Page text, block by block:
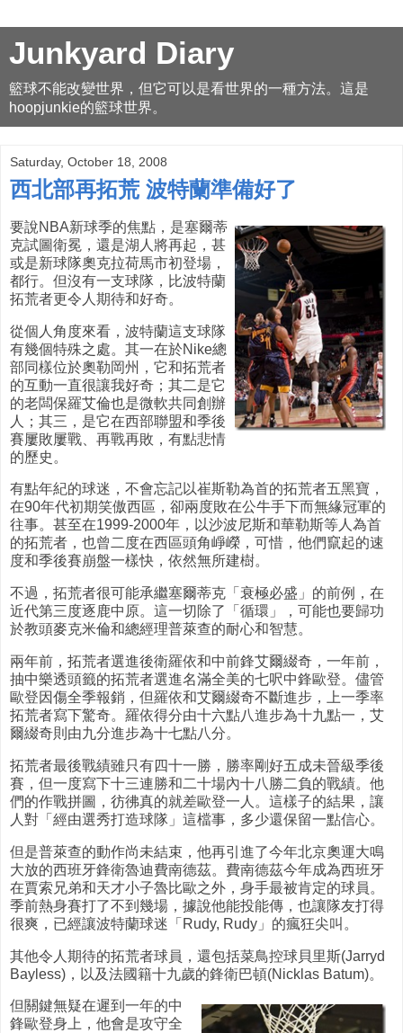
Junkyard Diary
籃球不能改變世界，但它可以是看世界的一種方法。這是
hoopjunkie的籃球世界。
Saturday, October 18, 2008
西北部再拓荒 波特蘭準備好了
要說NBA新球季的焦點，是塞爾蒂
克試圖衛冕，還是湖人將再起，甚
或是新球隊奧克拉荷馬市初登場，
都行。但沒有一支球隊，比波特蘭
拓荒者更令人期待和好奇。
從個人角度來看，波特蘭這支球隊
有幾個特殊之處。其一在於Nike總
部同樣位於奧勒岡州，它和拓荒者
的互動一直很讓我好奇；其二是它
的老闆保羅艾倫也是微軟共同創辦
人；其三，是它在西部聯盟和季後
賽屢敗屢戰、再戰再敗，有點悲情
的歷史。
有點年紀的球迷，不會忘記以崔斯勒為首的拓荒者五黑寶，
在90年代初期笑傲西區，卻兩度敗在公牛手下而無緣冠軍的
往事。甚至在1999-2000年，以沙波尼斯和華勒斯等人為首
的拓荒者，也曾二度在西區頭角崢嶸，可惜，他們竄起的速
度和季後賽崩盤一樣快，依然無所建樹。
不過，拓荒者很可能承繼塞爾蒂克「衰極必盛」的前例，在
近代第三度逐鹿中原。這一切除了「循環」，可能也要歸功
於教頭麥克米倫和總經理普萊查的耐心和智慧。
兩年前，拓荒者選進後衛羅依和中前鋒艾爾綴奇，一年前，
抽中樂透頭籤的拓荒者選進名滿全美的七呎中鋒歐登。儘管
歐登因傷全季報銷，但羅依和艾爾綴奇不斷進步，上一季率
拓荒者寫下驚奇。羅依得分由十六點八進步為十九點一，艾
爾綴奇則由九分進步為十七點八分。
拓荒者最後戰績雖只有四十一勝，勝率剛好五成未晉級季後
賽，但一度寫下十三連勝和二十場內十八勝二負的戰績。他
們的作戰拼圖，彷彿真的就差歐登一人。這樣子的結果，讓
人對「經由選秀打造球隊」這檔事，多少還保留一點信心。
但是普萊查的動作尚未結束，他再引進了今年北京奧運大鳴
大放的西班牙鋒衛魯迪費南德茲。費南德茲今年成為西班牙
在賈索兄弟和天才小子魯比歐之外，身手最被肯定的球員。
季前熱身賽打了不到幾場，據說他能投能傳，也讓隊友打得
很爽，已經讓波特蘭球迷「Rudy, Rudy」的瘋狂尖叫。
其他令人期待的拓荒者球員，還包括菜鳥控球貝里斯(Jarryd
Bayless)，以及法國籍十九歲的鋒衛巴頓(Nicklas Batum)。
但關鍵無疑在遲到一年的中
鋒歐登身上，他會是攻守全